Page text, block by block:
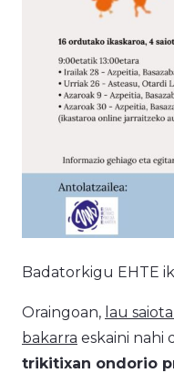
Badatorkigu EHTE
Oraingoan, lau
bakarra eskaini nahi
trikitixan ondorio